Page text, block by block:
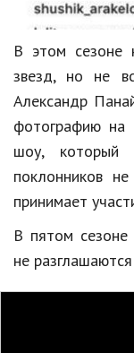
В этом сезоне
звезд, но не
Александр
фотографию на
шоу,
поклонников
принимает
В пятом сезоне
не